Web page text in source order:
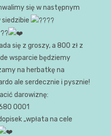
się w następnym
się z groszy, a 800 zł z
wsparcie będziemy
na herbatkę na
ale serdecznie i pysznie!
darowiznę:
0001
„wpłata na cele